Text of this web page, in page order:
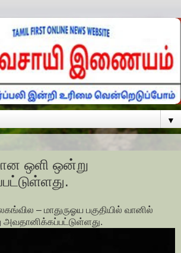
▼
ஒளி ஒன்று
– மாதுருஓய பகுதியில் வானில்